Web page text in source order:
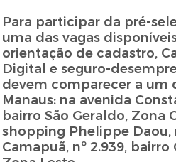
Para participar da pré-
uma das vagas
orientação de cadastro,
Digital e seguro-
devem comparecer a um
Manaus: na avenida
bairro São Geraldo, Zona
shopping Phelippe Daou,
Camapuã, nº 2.939,